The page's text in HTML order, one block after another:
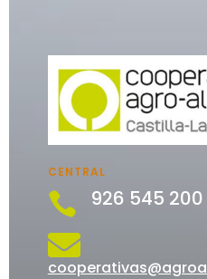
CENTRAL
 926 545 200
